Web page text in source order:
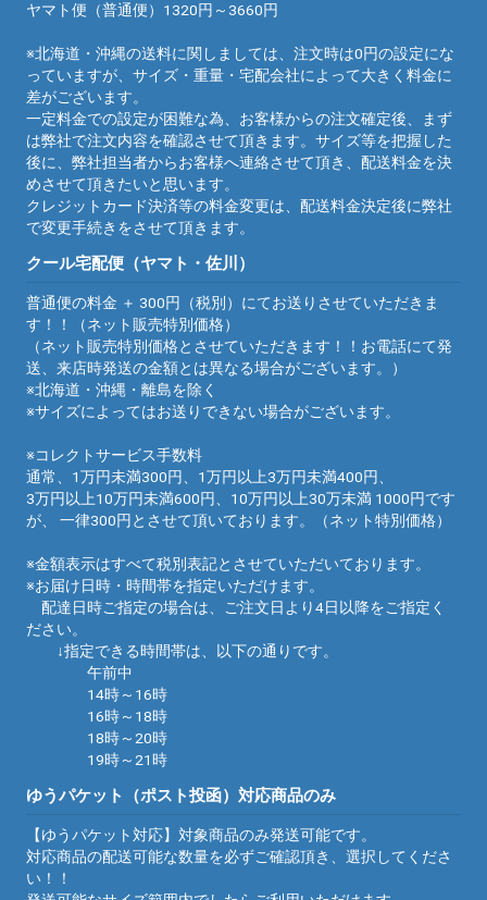
ヤマト便（普通便）1320円～3660円
※北海道・沖縄の送料に関しましては、注文時は0円の設定にな
っていますが、サイズ・重量・宅配会社によって大きく料金に
差がございます。
一定料金での設定が困難な為、お客様からの注文確定後、まず
は弊社で注文内容を確認させて頂きます。サイズ等を把握した
後に、弊社担当者からお客様へ連絡させて頂き、配送料金を決
めさせて頂きたいと思います。
クレジットカード決済等の料金変更は、配送料金決定後に弊社
で変更手続きをさせて頂きます。
クール宅配便（ヤマト・佐川）
普通便の料金 ＋ 300円（税別）にてお送りさせていただきま
す！！（ネット販売特別価格）
（ネット販売特別価格とさせていただきます！！お電話にて発
送、来店時発送の金額とは異なる場合がございます。）
※北海道・沖縄・離島を除く
※サイズによってはお送りできない場合がございます。
※コレクトサービス手数料
通常、1万円未満300円、1万円以上3万円未満400円、
3万円以上10万円未満600円、10万円以上30万未満 1000円です
が、 一律300円とさせて頂いております。（ネット特別価格）
※金額表示はすべて税別表記とさせていただいております。
※お届け日時・時間帯を指定いただけます。
配達日時ご指定の場合は、ご注文日より4日以降をご指定く
ださい。
↓指定できる時間帯は、以下の通りです。
午前中
14時～16時
16時～18時
18時～20時
19時～21時
ゆうパケット（ポスト投函）対応商品のみ
【ゆうパケット対応】対象商品のみ発送可能です。
対応商品の配送可能な数量を必ずご確認頂き、選択してくださ
い！！